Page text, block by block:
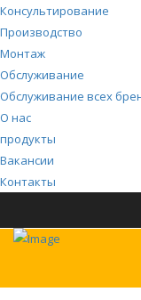
Консультирование
Производство
Монтаж
Обслуживание
Обслуживание всех
О нас
продукты
Вакансии
Контакты